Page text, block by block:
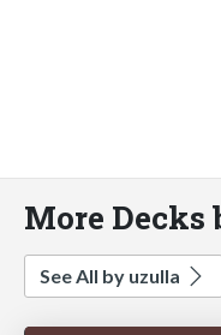
More
See All by uzulla